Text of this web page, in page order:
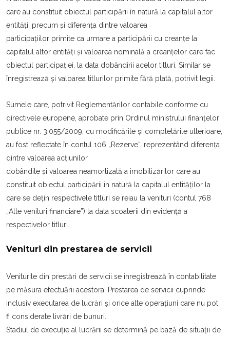
care au constituit obiectul participării în natură la capitalul altor
entități, precum şi diferența dintre valoarea
participațiilor primite ca urmare a participării cu creanțe la
capitalul altor entități şi valoarea nominală a creanțelor care fac
obiectul participației, la data dobândirii acelor titluri. Similar se
înregistrează şi valoarea titlurilor primite fără plată, potrivit legii.
Sumele care, potrivit Reglementărilor contabile conforme cu
directivele europene, aprobate prin Ordinul ministrului finanțelor
publice nr. 3.055/2009, cu modificările şi completările ulterioare,
au fost reflectate în contul 106 „Rezerve”, reprezentând diferența
dintre valoarea acțiunilor
dobândite şi valoarea neamortizată a imobilizărilor care au
constituit obiectul participării în natură la capitalul entităților la
care se dețin respectivele titluri se reiau la venituri (contul 768
„Alte venituri financiare”) la data scoaterii din evidență a
respectivelor titluri.
Venituri din prestarea de servicii
Veniturile din prestări de servicii se înregistrează în contabilitate
pe măsura efectuării acestora. Prestarea de servicii cuprinde
inclusiv executarea de lucrări şi orice alte operațiuni care nu pot
fi considerate livrări de bunuri.
Stadiul de execuție al lucrării se determină pe bază de situații de